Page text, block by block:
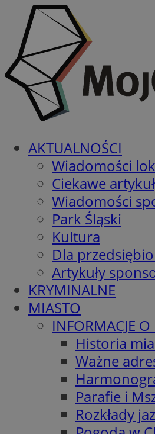
AKTUALNOŚCI
Wiadomości
Ciekawe
Wiadomości
Park Śląski
Kultura
Dla
Artykuły
KRYMINALNE
MIASTO
INFORMACJE O
Historia
Ważne
Parafie i
Rozkłady